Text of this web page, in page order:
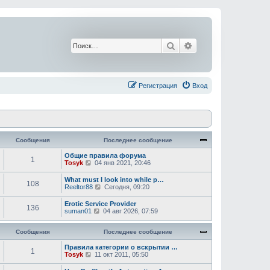
Поиск
Вход
Регистрация
Сообщения Последнее сообщение
1
Общие правила форума
Tosyk
П
е
й
т
и
к
п
л
е
д
н
04 янв 2021, 20:46
108
What must I look into while p…
Reeltor88
П
е
й
т
и
о
с
л
Сегодня, 09:20
136
Erotic Service Provider
suman01
П
р
е
й
т
и
04 авг 2026, 07:59
Сообщения Последнее сообщение
1
Правила категории о вскрытии …
Tosyk
П
р
11 окт 2011, 05:50